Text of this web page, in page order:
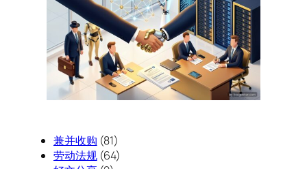
兼并收购 (81)
劳动法规(64)